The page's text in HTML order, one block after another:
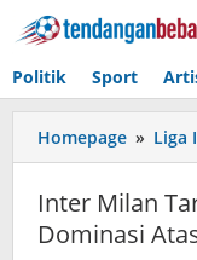
Lewati
ke
Politik Sport
Homepage » Liga
Inter Milan
Dominasi